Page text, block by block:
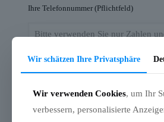
Ihre Telefonnummer (Pflichtfeld)
Ihre Nachricht
Wir schätzen Ihre Privatsphäre
Wir verwenden Cookies, um Ihr
verbessern, personalisierte